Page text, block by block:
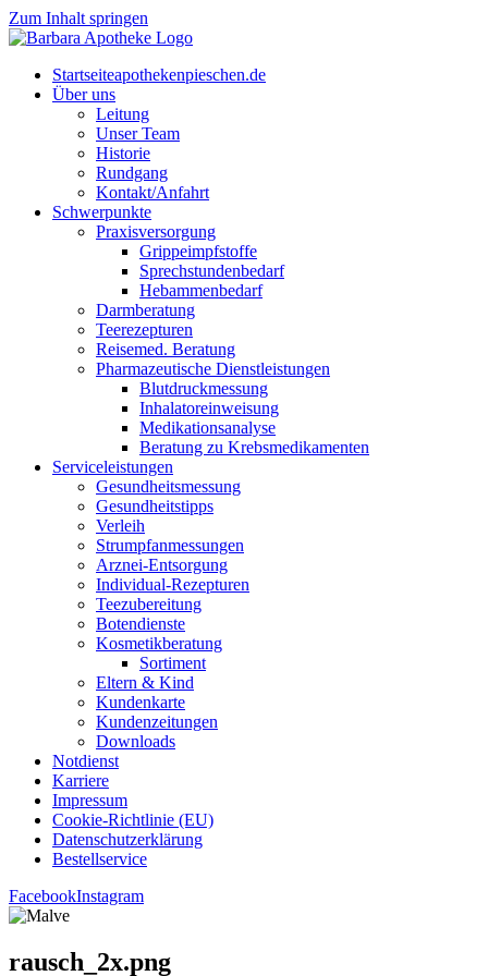
Zum Inhalt springen
Start­sei­teapothekenpieschen.de
Über uns
Lei­tung
Unser Team
His­to­rie
Rund­gang
Kontakt/Anfahrt
Schwer­punk­te
Pra­xis­ver­sor­gung
Grip­pe­impf­stof­fe
Sprech­stun­den­be­darf
Heb­am­men­be­darf
Darm­be­ra­tung
Tee­re­zep­tu­ren
Rei­se­med. Beratung
Phar­ma­zeu­ti­sche Dienstleistungen
Blut­druck­mes­sung
Inha­la­tor­ein­wei­sung
Medi­ka­ti­ons­ana­ly­se
Bera­tung zu Krebsmedikamenten
Ser­vice­leis­tun­gen
Gesund­heits­mes­sung
Gesund­heits­tipps
Ver­leih
Strumpfan­mes­sun­gen
Arz­n­ei-Ent­­sor­­gung
Indi­­vi­­du­al-Rezep­­tu­­ren
Tee­zu­be­rei­tung
Boten­diens­te
Kos­me­tik­be­ra­tung
Sor­ti­ment
Eltern & Kind
Kun­den­kar­te
Kun­den­zei­tun­gen
Down­loads
Not­dienst
Kar­rie­re
Impres­sum
Coo­kie-Rich­t­­li­­nie (EU)
Datenschutz­erklärung
Bestell­ser­vice
FacebookInstagram
rausch_2x.png